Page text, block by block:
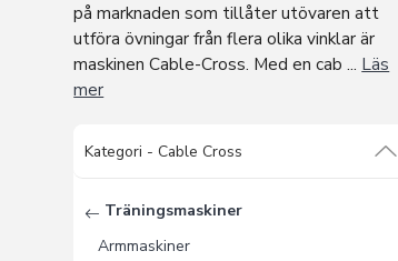
på marknaden som tillåter utövaren att
utföra övningar från flera olika vinklar är
maskinen Cable-Cross. Med en cab ... Läs
mer
Kategori - Cable Cross
Träningsmaskiner
Armmaskiner